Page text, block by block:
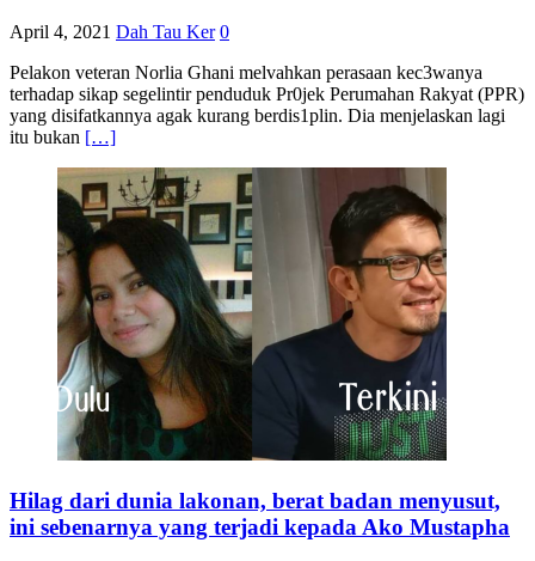
April 4, 2021 Dah Tau Ker 0
Pelakon veteran Norlia Ghani melvahkan perasaan kec3wanya
terhadap sikap segelintir penduduk Pr0jek Perumahan Rakyat (PPR)
yang disifatkannya agak kurang berdis1plin. Dia menjelaskan lagi
itu bukan […]
Hilag dari dunia lakonan, berat badan menyusut,
ini sebenarnya yang terjadi kepada Ako Mustapha